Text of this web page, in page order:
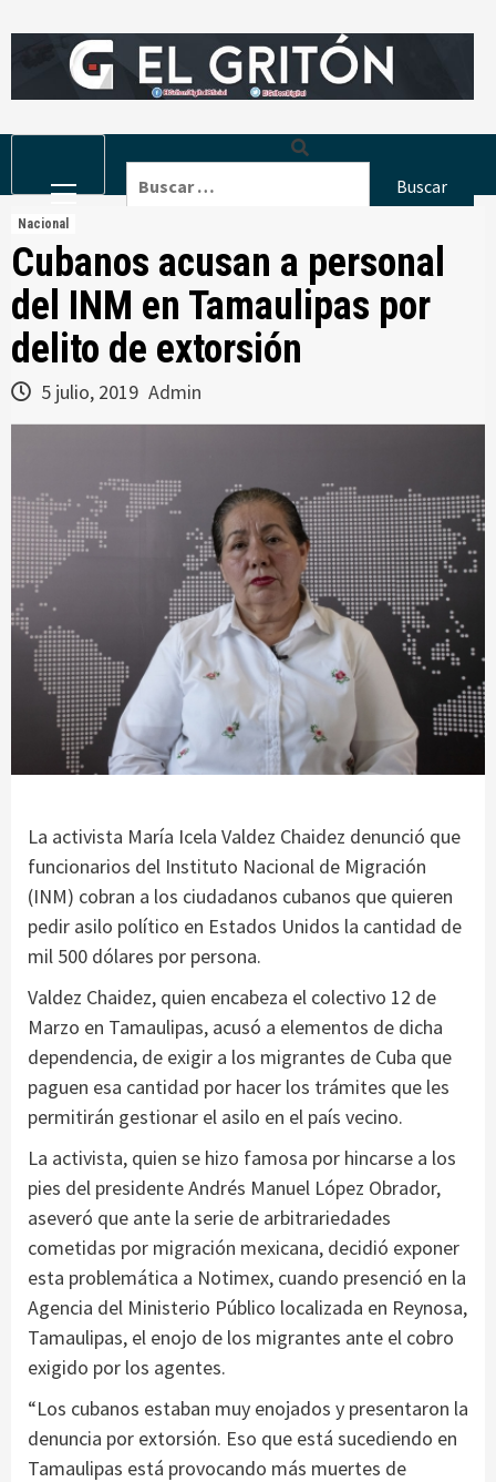
to
Menu
Nacional
Cubanos acusan a personal
del INM en Tamaulipas por
delito de extorsión
5 julio, 2019 Admin
La activista María Icela Valdez Chaidez denunció que
funcionarios del Instituto Nacional de Migración
(INM) cobran a los ciudadanos cubanos que quieren
pedir asilo político en Estados Unidos la cantidad de
mil 500 dólares por persona.
Valdez Chaidez, quien encabeza el colectivo 12 de
Marzo en Tamaulipas, acusó a elementos de dicha
dependencia, de exigir a los migrantes de Cuba que
paguen esa cantidad por hacer los trámites que les
permitirán gestionar el asilo en el país vecino.
La activista, quien se hizo famosa por hincarse a los
pies del presidente Andrés Manuel López Obrador,
aseveró que ante la serie de arbitrariedades
cometidas por migración mexicana, decidió exponer
esta problemática a Notimex, cuando presenció en la
Agencia del Ministerio Público localizada en Reynosa,
Tamaulipas, el enojo de los migrantes ante el cobro
exigido por los agentes.
“Los cubanos estaban muy enojados y presentaron la
denuncia por extorsión. Eso que está sucediendo en
Tamaulipas está provocando más muertes de